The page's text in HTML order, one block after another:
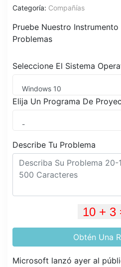
Categoría: Compañías
Pruebe Nuestro
Problemas
Seleccione El Sistema
Windows 10
Elija Un Programa De
-
Describe Tu Problema
Obtén Una
Microsoft lanzó ayer al